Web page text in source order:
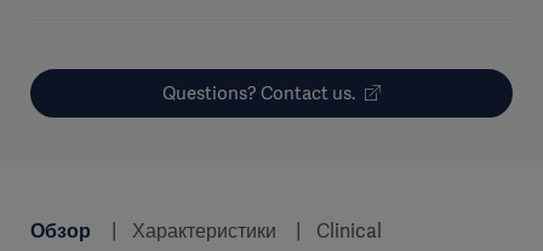
Questions? Contact us.
Обзор Характеристики Clinical